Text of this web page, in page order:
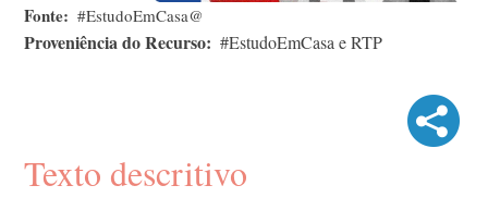
Fonte #EstudoEmCasa@
Proveniência do Recurso #EstudoEmCasa e RTP
Texto descritivo